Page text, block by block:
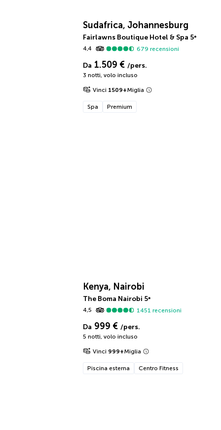
Sudafrica, Johannesburg
Fairlawns Boutique Hotel & Spa 5*
4,4
679 recensioni
Da 1.509 € /pers.
3 notti, volo incluso
Vinci 1509+Miglia
Spa Premium
Kenya, Nairobi
The Boma Nairobi 5*
4,5
1451 recensioni
Da 999 € /pers.
5 notti, volo incluso
Vinci 999+Miglia
Piscina esterna Centro Fitness